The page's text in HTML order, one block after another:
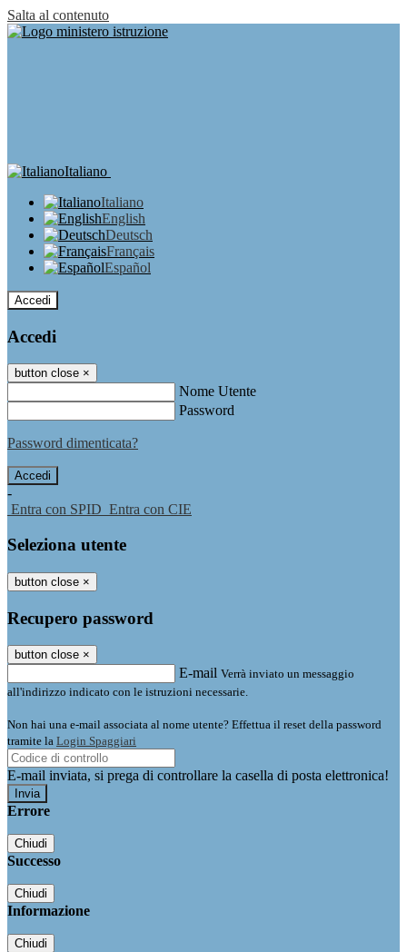
Salta al contenuto
Italiano
Italiano
English
Deutsch
Français
Español
Accedi
Accedi
button close ×
Nome Utente
Password
Password dimenticata?
-
Entra con SPID Entra con CIE
Seleziona utente
button close ×
Recupero password
button close ×
E-mail Verrà inviato un messaggio
all'indirizzo indicato con le istruzioni necessarie.
Non hai una e-mail associata al nome utente? Effettua il reset della password
tramite la Login Spaggiari
E-mail inviata, si prega di controllare la casella di posta elettronica!
Errore
Chiudi
Successo
Chiudi
Informazione
Chiudi